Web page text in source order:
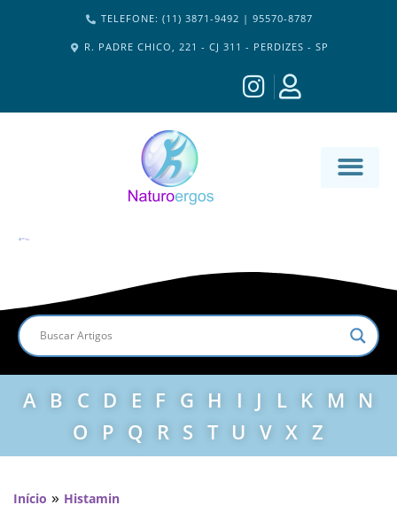
TELEFONE: (11) 3871-9492 | 95570-8787
R. PADRE CHICO, 221 - CJ 311 - PERDIZES - SP
A B C D E F G H I J L K M N
O
P Q R S T U V X Z
Início » Histamin